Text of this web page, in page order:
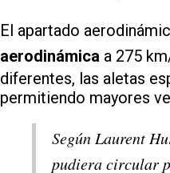
El apartado
aerodinámica a 275
diferentes, las aletas
permitiendo mayores
Según Laurent
pudiera circular